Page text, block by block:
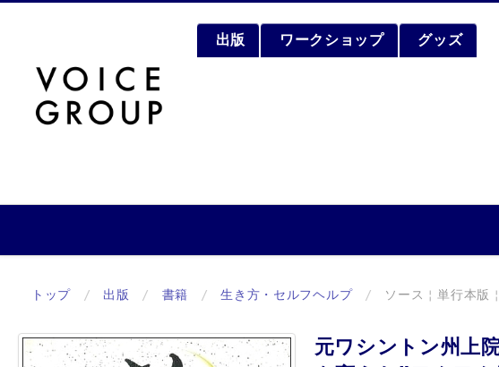
出版 ワークショップ グッズ
トップ / 出版 / 書籍 / 生き方・セルフヘルプ / ソース￤単行本版
元ワシントン州上